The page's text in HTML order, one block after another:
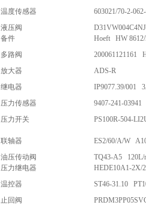
温度传感器
603021/70-2-
液压阀
备件
Hoeft HW
多路阀
200061121161
放大器
ADS-R
继电器
IP9077.39/001
压力传感器
9407-241-03941
压力开关 PS100R-504-
联轴器
ES2/60/A/W
油压传动阀
TQ43-A5 120L/
压力继电器
HEDE10A1-2X/
温控器
ST46-31.10
止回阀